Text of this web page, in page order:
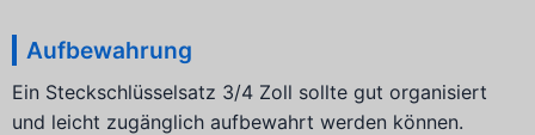
Aufbewahrung
Ein Steckschlüsselsatz 3/4 Zoll sollte gut organisiert
und leicht zugänglich aufbewahrt werden können.